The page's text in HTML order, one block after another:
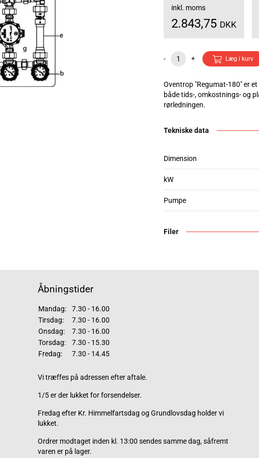
inkl. moms
2.843,75 DKK
- + Læg i kurv
Oventrop "Regumat-180" er
både tids-, omkostnings- og
rørledningen.
Tekniske data
Dimension
kW
Pumpe
Filer
Åbningstider
Mandag:
7.30 - 16.00
Tirsdag:
7.30 - 16.00
Onsdag:
7.30 - 16.00
Torsdag:
7.30 - 15.30
Fredag:
7.30 - 14.45
Vi træffes på adressen efter aftale.
1/5 er der lukket for forsendelser.
Fredag efter Kr. Himmelfartsdag og Grundlovsdag holder vi
lukket.
Ordrer modtaget inden kl. 13:00 sendes samme dag, såfremt
varen er på lager.